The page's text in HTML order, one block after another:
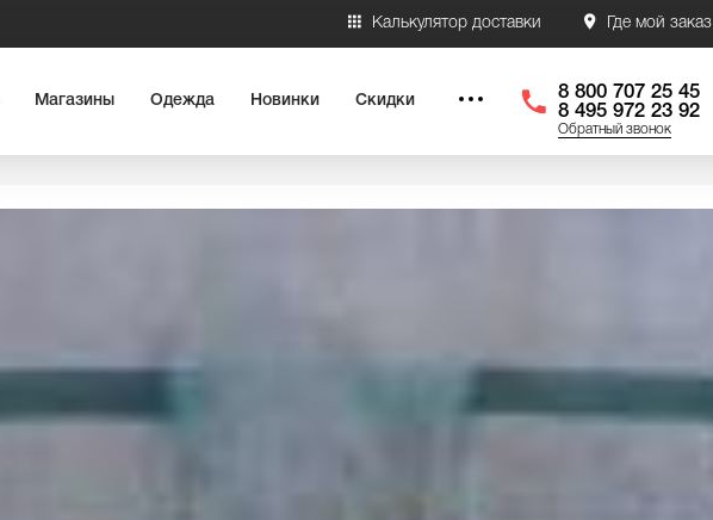
Где мой заказ
Калькулятор доставки
Магазины Одежда Новинки Скидки
8 800 707 25 45
8 495 972 23 92
Обратный звонок